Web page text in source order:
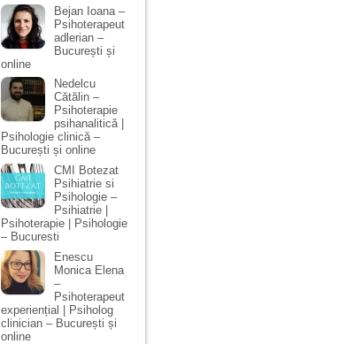
Bejan Ioana –
Psihoterapeut
adlerian –
București și
online
Nedelcu
Cătălin –
Psihoterapie
psihanalitică |
Psihologie clinică –
București și online
CMI Botezat
Psihiatrie si
Psihologie –
Psihiatrie |
Psihoterapie | Psihologie
– Bucuresti
Enescu
Monica Elena
–
Psihoterapeut
experiențial | Psiholog
clinician – București și
online